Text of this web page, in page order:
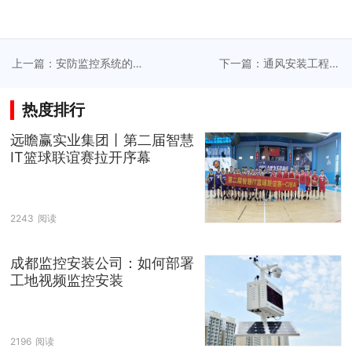
上一篇：安防监控系统的
范
下一篇：通风安装工程公
热度排行
远瞻赢实业集团丨第二届智慧
IT篮球联谊赛拉开序幕
2243 阅读
成都监控安装公司：如何部署
工地视频监控安装
2196 阅读